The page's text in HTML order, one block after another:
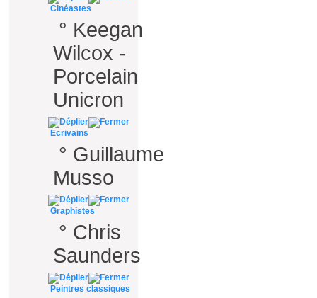
Cinéastes
° Keegan
Wilcox -
Porcelain
Unicron
Ecrivains
° Guillaume
Musso
Graphistes
° Chris
Saunders
Peintres classiques